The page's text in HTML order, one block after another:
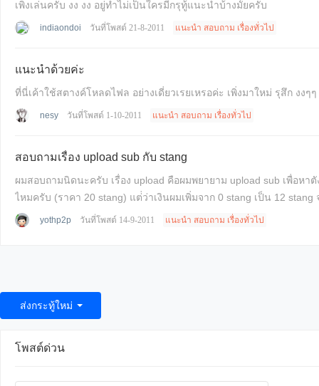
เพิ่งเล่นครับ งง งง อยู่ทำไม่เป็นใครมีกรุทู้แนะนำบ้างมั้ยครับ
indiaondoi วันที่โพสต์ 21-8-2011 แนะนำ สอบถาม เรื่องทั่วไป
แนะนำด้วยค่ะ
nesy วันที่โพสต์ 1-10-2011 แนะนำ สอบถาม เรื่องทั่วไป
สอบถามเรื่อง upload sub กับ stang
ผมสอบถามนิดนะครับ เรื่อง upload คือผมพยายาม upload sub เพื่อหาตัง แหะๆ file นี้อะครับ https://1080ip.com/thread/5195/1/1 ดูแล้วจำนวน download = 5 แสดงว่ามี
ไหมครับ (ราคา 20 stang) แต่่ว่าเงินผมเพิ่มจาก 0 stang เป็น 12
yothp2p วันที่โพสต์ 14-9-2011 แนะนำ สอบถาม เรื่องทั่วไป
ส่งกระทู้ใหม่
โพสต์ด่วน